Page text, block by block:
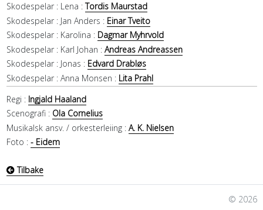
Skodespelar : Lena :Tordis Maurstad
Skodespelar : Jan Anders : Einar Tveito
Skodespelar : Karolina : Dagmar Myhrvold
Skodespelar : Karl Johan : Andreas Andreassen
Skodespelar : Jonas : Edvard Drabløs
Skodespelar : Anna Monsen : Lita Prahl
Regi : Ingjald Haaland
Scenografi : Ola Cornelius
Musikalsk ansv. / orkesterleiing : A. K. Nielsen
Foto : - Eidem
Tilbake
© 2026